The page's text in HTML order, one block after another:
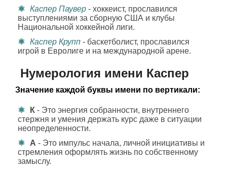
Каспер Паувер - хоккеист, прославился
выступлениями за сборную США и клубы
Национальной хоккейной лиги.
Каспер Крупп - баскетболист, прославился
игрой в Евролиге и на международной арене.
Нумерология имени Каспер
Значение каждой буквы имени по вертикали:
К - Это энергия собранности, внутреннего
стержня и умения держать курс даже в ситуации
неопределенности.
А - Это импульс начала, личной инициативы и
стремления оформлять жизнь по собственному
замыслу.